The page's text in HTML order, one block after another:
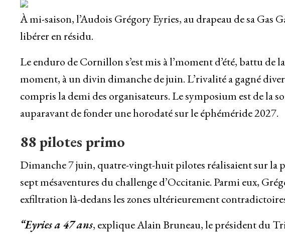
À mi-saison, l’Audois Grégory Eyries, au drapeau de sa Gas
libérer en résidu.
Le enduro de Cornillon s’est mis à l’moment d’été, battu
moment, à un divin dimanche de juin. L’rivalité a gagné
compris la demi des organisateurs. Le symposium est de la
auparavant de fonder une horodaté sur le éphéméride 2027.
88 pilotes primo
Dimanche 7 juin, quatre-vingt-huit pilotes réalisaient sur la
sept mésaventures du challenge d’Occitanie. Parmi eux,
exfiltration là-dedans les zones ultérieurement
“Eyries a 47 ans, explique Alain Bruneau, le président du